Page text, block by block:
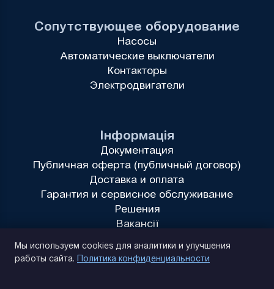
Інформація
Документация
Публичная оферта (публичный договор)
Доставка и оплата
Гарантия и сервисное обслуживание
Решения
Вакансії
Сопутствующее оборудование
Насосы
Автоматические выключатели
Контакторы
Электродвигатели
Мы используем cookies для аналитики и улучшения
работы сайта. Политика конфиденциальности